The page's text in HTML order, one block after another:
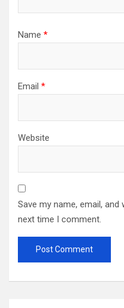
Name *
Email *
Website
Save my name, email,
next time I comment.